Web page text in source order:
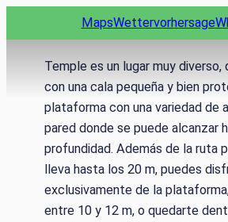
Inhalt
MapsWettervorhersage
Temple es un lugar muy diverso,
con una cala pequeña y bien
plataforma con una variedad de
pared donde se puede alcanzar
profundidad. Además de la ruta
lleva hasta los 20 m, puedes
exclusivamente de la
entre 10 y 12 m, o quedarte